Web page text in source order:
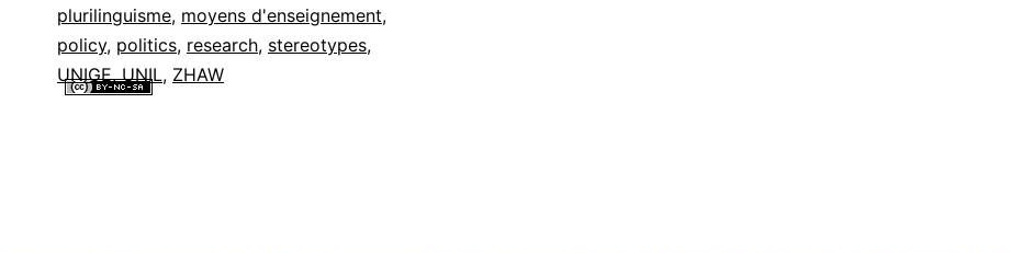
plurilinguisme, moyens d'enseignement,
policy, politics, research, stereotypes,
UNIGE,UNIL, ZHAW